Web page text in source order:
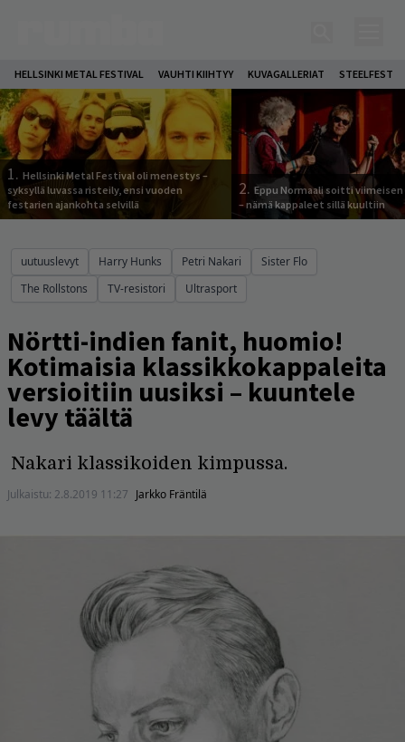
HELLSINKI METAL FESTIVAL VAUHTI KIIHTYY KUVAGALLERIAT STEELFEST
1. Hellsinki Metal Festival oli menestys –
syksyllä luvassa risteily, ensi vuoden
festarien ajankohta selvillä
2. Eppu Normaali soitti viimeisen
– nämä kappaleet sillä kuultiin
uutuuslevyt Harry Hunks Petri Nakari
Sister Flo
The Rollstons
TV-resistori Ultrasport
Nörtti-indien fanit, huomio!
Kotimaisia klassikkokappaleita
versioitiin uusiksi – kuuntele
levy täältä
Nakari klassikoiden kimpussa.
Julkaistu: 2.8.2019 11:27 Jarkko Fräntilä